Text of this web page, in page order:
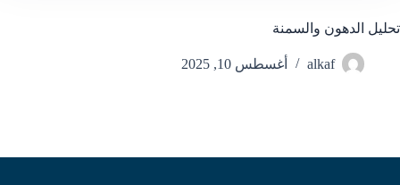
تحليل الدهون والسمنة
alkaf أغسطس 10, 2025